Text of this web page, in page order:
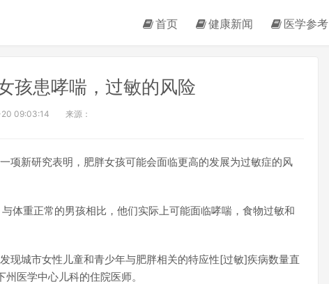
首页 健康新闻 医学参考
孩患哮喘，过敏的风险
09:03:14 来源：
新研究表明，肥胖女孩可能会面临更高的发展为过敏症的风
体重正常的男孩相比，他们实际上可能面临哮喘，食物过敏和
现城市女性儿童和青少年与肥胖相关的特应性[过敏]疾病数量直
医学中心儿科的住院医师。